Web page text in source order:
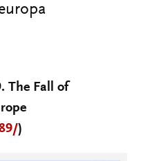
The Fall of
)